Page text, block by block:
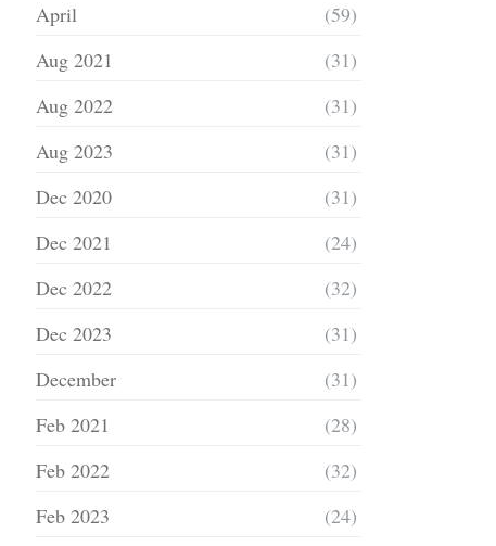
April
(59)
Aug 2021
(31)
Aug 2022
(31)
Aug 2023
(31)
Dec 2020
(31)
Dec 2021
(24)
Dec 2022
(32)
Dec 2023
(31)
December
(31)
Feb 2021
(28)
Feb 2022
(32)
Feb 2023
(24)